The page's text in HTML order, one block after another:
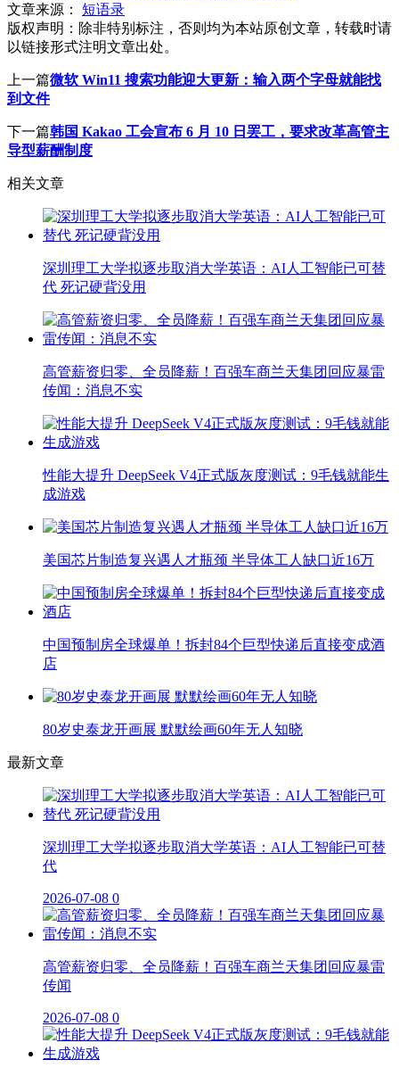
文章来源：
短语录
版权声明： 除非特别标注，否则均为本站原创文章，转载时请
以链接形式注明文章出处。
上一篇微软 Win11 搜索功能迎大更新：输入两个字母就能找
到文件
下一篇韩国 Kakao 工会宣布 6 月 10 日罢工，要求改革高管主
导型薪酬制度
相关文章
深圳理工大学拟逐步取消大学英语：AI人工智能已可替
代 死记硬背没用
高管薪资归零、全员降薪！百强车商兰天集团回应暴雷
传闻：消息不实
性能大提升 DeepSeek V4正式版灰度测试：9毛钱就能生
成游戏
美国芯片制造复兴遇人才瓶颈 半导体工人缺口近16万
中国预制房全球爆单！拆封84个巨型快递后直接变成酒
店
80岁史泰龙开画展 默默绘画60年无人知晓
最新文章
深圳理工大学拟逐步取消大学英语：AI人工智能已可替
代
2026-07-08 0
高管薪资归零、全员降薪！百强车商兰天集团回应暴雷
传闻
2026-07-08 0